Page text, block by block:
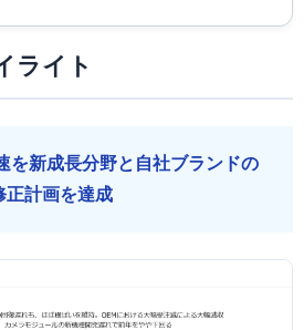
ライト
を新成長分野と自社ブランドの
正計画を達成